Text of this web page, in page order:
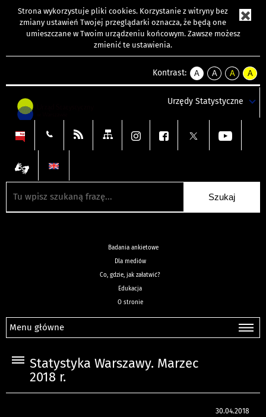
Strona wykorzystuje pliki cookies. Korzystanie z witryny bez
zmiany ustawień Twojej przeglądarki oznacza, że będą one
umieszczane w Twoim urządzeniu końcowym. Zawsze możesz
zmienić te ustawienia.
Kontrast:
A
kontrast
A
kontrast
tekst
czarnym
A
kontrast
tekst
czarnym
A
tekst
żółtym
Urzędy Statystyczne
Badania ankietowe
Dla mediów
Co, gdzie, jak załatwić?
Edukacja
O stronie
Menu główne
Statystyka Warszawy. Marzec
2018 r.
30.04.2018